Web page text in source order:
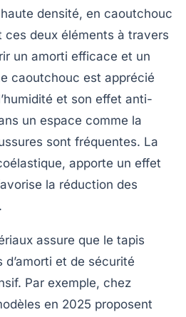
densité, en caoutchouc
ces deux éléments à travers
un amorti efficace et un
caoutchouc est apprécié
et son effet anti-
un espace comme la
sont fréquentes. La
apporte un effet
la réduction des
assure que le tapis
et de sécurité
Par exemple, chez
en 2025 proposent